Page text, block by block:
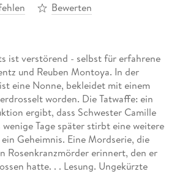
Bewerten
ist verstörend - selbst für erfahrene
und Reuben Montoya. In der
eine Nonne, bekleidet mit einem
worden. Die Tatwaffe: ein
ergibt, dass Schwester Camille
Tage später stirbt eine weitere
Geheimnis. Eine Mordserie, die
Rosenkranzmörder erinnert, den er
hatte. . . Lesung. Ungekürzte